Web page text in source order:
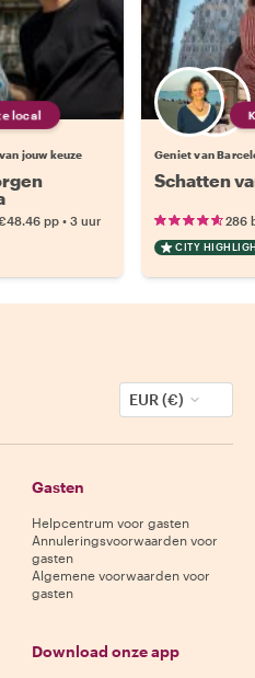
local
jouw keuze
pp • 3 uur
Geniet van
Schatten
286
CITY
EUR (€)
Gasten
Helpcentrum voor gasten
Annuleringsvoorwaarden voor
gasten
Algemene voorwaarden voor
gasten
Download onze app